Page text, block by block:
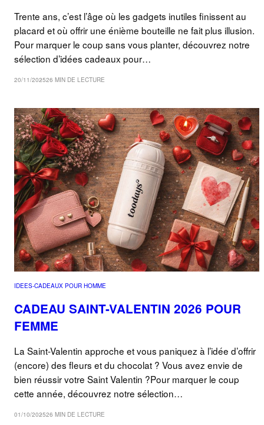
Trente ans, c’est l’âge où les gadgets inutiles finissent au
placard et où offrir une énième bouteille ne fait plus illusion.
Pour marquer le coup sans vous planter, découvrez notre
sélection d’idées cadeaux pour…
20/11/202526 MIN DE LECTURE
IDEES-CADEAUX POUR HOMME
CADEAU SAINT-VALENTIN 2026 POUR
FEMME
La Saint-Valentin approche et vous paniquez à l’idée d’offrir
(encore) des fleurs et du chocolat ? Vous avez envie de
bien réussir votre Saint Valentin ?Pour marquer le coup
cette année, découvrez notre sélection…
01/10/202526 MIN DE LECTURE